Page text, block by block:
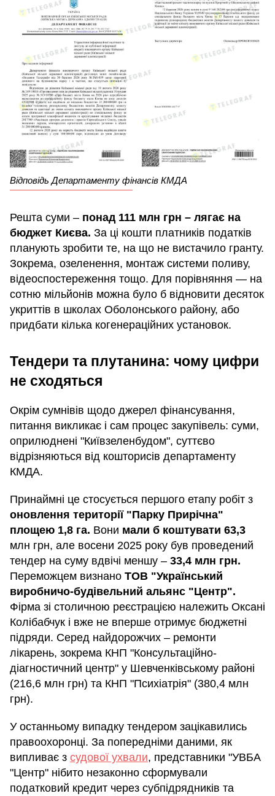
Відповідь Департаменту фінансів КМДА
Решта суми – понад 111 млн грн – лягає на
бюджет Києва. За ці кошти платників податків
планують зробити те, на що не вистачило гранту.
Зокрема, озеленення, монтаж системи поливу,
відеоспостереження тощо. Для порівняння — на
сотню мільйонів можна було б відновити десяток
укриттів в школах Оболонського району, або
придбати кілька когенераційних установок.
Тендери та плутанина: чому цифри
не сходяться
Окрім сумнівів щодо джерел фінансування,
питання викликає і сам процес закупівель: суми,
оприлюднені "Київзеленбудом", суттєво
відрізняються від кошторисів департаменту
КМДА.
Принаймні це стосується першого етапу робіт з
оновлення території "Парку Прирічна"
площею 1,8 га. Вони мали б коштувати 63,3
млн грн, але восени 2025 року був проведений
тендер на суму вдвічі меншу – 33,4 млн грн.
Переможцем визнано ТОВ "Український
виробничо-будівельний альянс "Центр".
Фірма зі столичною реєстрацією належить Оксані
Колібабчук і вже не вперше отримує бюджетні
підряди. Серед найдорожчих – ремонти
лікарень, зокрема КНП "Консультаційно-
діагностичний центр" у Шевченківському районі
(216,6 млн грн) та КНП "Психіатрія" (380,4 млн
грн).
У останньому випадку тендером зацікавились
правоохоронці. За попередніми даними, як
випливає з судової ухвали, представники "УВБА
"Центр" нібито незаконно сформували
податковий кредит через субпідрядників та